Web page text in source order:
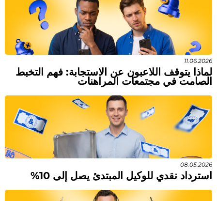
11.06.2026
لماذا يتوقف اللاعبون عن الاستجابة: فهم التخبط
الصامت في مجتمعات المراهنات
08.05.2026
استرداد نقدي للوكيل المبتدئ يصل إلى 10%